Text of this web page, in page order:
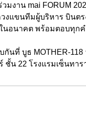
วมงาน mai FORUM
งแขนทีมผู้บริหาร บินต
นอนาคต พร้อมตอบทุก
นที่ บูธ MOTHER-118
ชั้น 22 โรงแรมเซ็นทา